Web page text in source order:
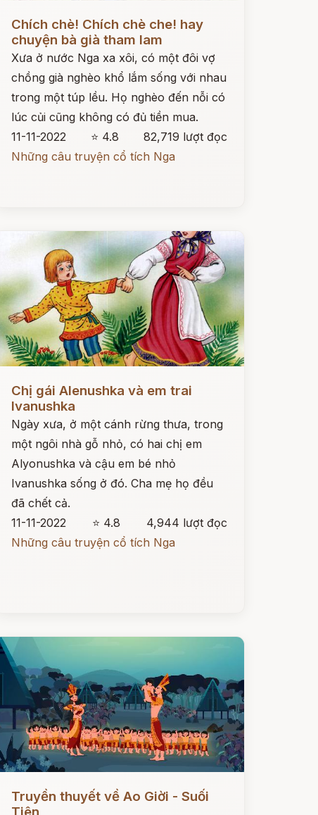
Chích chè! Chích chè che! hay
chuyện bà già tham lam
Xưa ở nước Nga xa xôi, có một đôi vợ
chồng già nghèo khổ lắm sống với nhau
trong một túp lều. Họ nghèo đến nỗi có
lúc củi cũng không có đủ tiền mua.
11-11-2022
⭐ 4.8
82,719 lượt đọc
Những câu truyện cổ tích Nga
Chị gái Alenushka và em trai
Ivanushka
Ngày xưa, ở một cánh rừng thưa, trong
một ngôi nhà gỗ nhỏ, có hai chị em
Alyonushka và cậu em bé nhỏ
Ivanushka sống ở đó. Cha mẹ họ đều
đã chết cả.
11-11-2022
⭐ 4.8
4,944 lượt đọc
Những câu truyện cổ tích Nga
Đọc ngay
Truyền thuyết về Ao Giời - Suối